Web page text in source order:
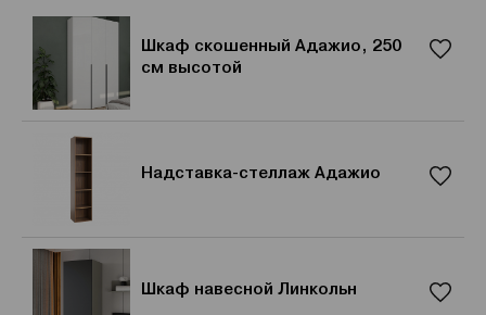
Шкаф скошенный Адажио, 250
см высотой
Надставка-стеллаж Адажио
Шкаф навесной Линкольн